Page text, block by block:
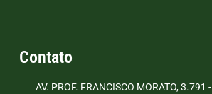
Contato
AV. PROF. FRANCISCO MORATO, 3.791 -